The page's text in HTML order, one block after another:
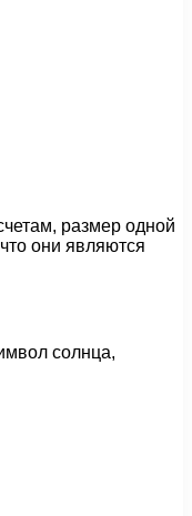
размер одной
они являются
солнца,